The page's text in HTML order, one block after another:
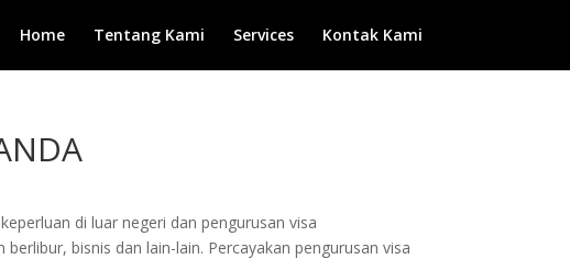
Home Tentang Kami Services Kontak Kami
di luar negeri dan pengurusan visa
bisnis dan lain-lain. Percayakan pengurusan visa